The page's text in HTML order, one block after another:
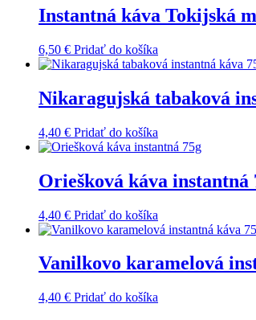
Instantná káva Tokijská
6,50 € Pridať do košíka
Nikaragujská tabaková
4,40 € Pridať do košíka
Oriešková káva instantná
4,40 € Pridať do košíka
Vanilkovo karamelová
4,40 € Pridať do košíka